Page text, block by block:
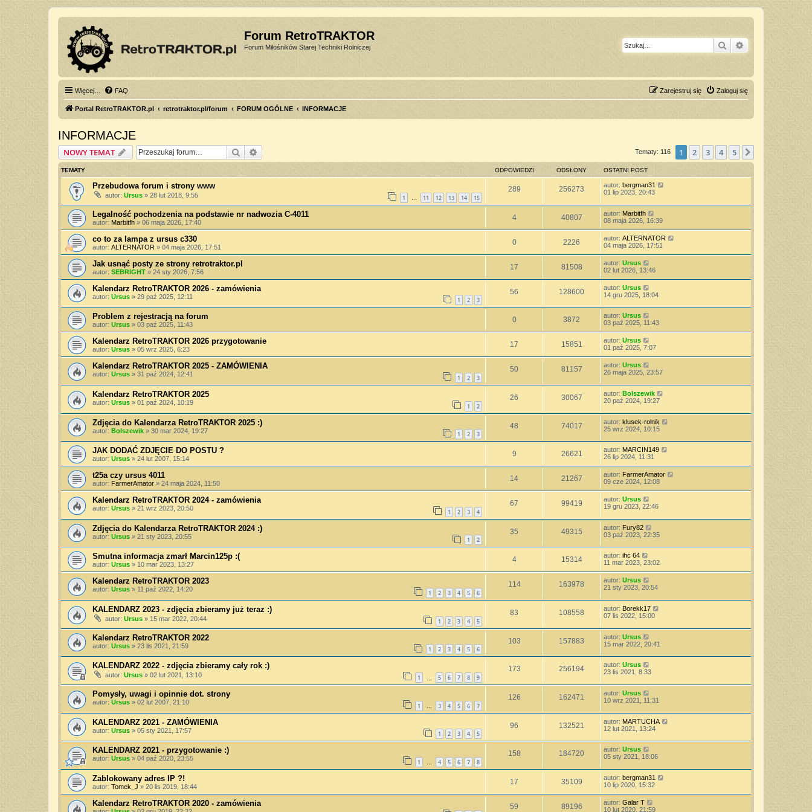
Forum RetroTRAKTOR
Forum Miłośników Starej Techniki Rolniczej Szukaj
Więcej… FAQ Zaloguj się
Zarejestruj się
Portal RetroTRAKTOR.pl retrotraktor.pl/forum FORUM OGÓLNE INFORMACJE
INFORMACJE
NOWY TEMAT Szukaj Tematy: 116 1 2 3 4 5
TEMATY ODPOWIEDZI ODSŁONY OSTATNI POST
Przebudowa forum i strony www
autor: Ursus » 28 lut 2018, 9:55 1 … 11 12 13 14 15
289 256273 autor: bergman31
01 lip 2023, 20:43
Legalność pochodzenia na podstawie nr nadwozia C-4011
autor: Marbitfh » 06 maja 2026, 17:40
4 40807 autor: Marbitfh
08 maja 2026, 16:39
co to za lampa z ursus c330
autor: ALTERNATOR » 04 maja 2026, 17:51
0 2226 autor: ALTERNATOR
04 maja 2026, 17:51
Jak usnąć posty ze strony retrotraktor.pl
autor: SEBRIGHT » 24 sty 2026, 7:56
17 81508 autor: Ursus
02 lut 2026, 13:46
Kalendarz RetroTRAKTOR 2026 - zamówienia
autor: Ursus » 29 paź 2025, 12:11 1 2 3
56 128600 autor: Ursus
14 gru 2025, 18:04
Problem z rejestracją na forum
autor: Ursus » 03 paź 2025, 11:43
0 3872 autor: Ursus
03 paź 2025, 11:43
Kalendarz RetroTRAKTOR 2026 przygotowanie
autor: Ursus » 05 wrz 2025, 6:23
17 15851 autor: Ursus
01 paź 2025, 7:07
Kalendarz RetroTRAKTOR 2025 - ZAMÓWIENIA
autor: Ursus » 31 paź 2024, 12:41 1 2 3
50 81157 autor: Ursus
26 maja 2025, 23:57
Kalendarz RetroTRAKTOR 2025
autor: Ursus » 01 paź 2024, 10:19 1 2
26 30067 autor: Bolszewik
20 paź 2024, 19:27
Zdjęcia do Kalendarza RetroTRAKTOR 2025 :)
autor: Bolszewik » 30 mar 2024, 19:27 1 2 3
48 74017 autor: klusek-rolnik
25 wrz 2024, 10:15
JAK DODAĆ ZDJĘCIE DO POSTU ?
autor: Ursus » 24 lut 2007, 15:14
9 26621 autor: MARCIN149
26 lip 2024, 11:31
t25a czy ursus 4011
autor: FarmerAmator » 24 maja 2024, 11:50
14 21267 autor: FarmerAmator
09 cze 2024, 12:08
Kalendarz RetroTRAKTOR 2024 - zamówienia
autor: Ursus » 21 wrz 2023, 20:50 1 2 3 4
67 99419 autor: Ursus
19 gru 2023, 22:46
Zdjęcia do Kalendarza RetroTRAKTOR 2024 :)
autor: Ursus » 21 sty 2023, 20:55 1 2
35 49315 autor: Fury82
03 paź 2023, 22:35
Smutna informacja zmarł Marcin125p :(
autor: Ursus » 10 mar 2023, 13:27
4 15314 autor: ihc 64
11 mar 2023, 23:02
Kalendarz RetroTRAKTOR 2023
autor: Ursus » 11 paź 2022, 14:20 1 2 3 4 5 6
114 163978 autor: Ursus
21 sty 2023, 20:54
KALENDARZ 2023 - zdjęcia zbieramy już teraz :)
autor: Ursus » 15 mar 2022, 20:44 1 2 3 4 5
83 108558 autor: Borekk17
07 lis 2022, 15:00
Kalendarz RetroTRAKTOR 2022
autor: Ursus » 23 lis 2021, 21:59 1 2 3 4 5 6
103 157883 autor: Ursus
15 mar 2022, 20:41
KALENDARZ 2022 - zdjęcia zbieramy cały rok :)
autor: Ursus » 02 lut 2021, 13:10 1 5 6 7 8 9
173 256194 autor: Ursus
23 lis 2021, 8:33
Pomysły, uwagi i opinnie dot. strony
autor: Ursus » 02 lut 2007, 21:10 1 … 3 4 5 6 7
126 162471 autor: Ursus
10 wrz 2021, 11:31
KALENDARZ 2021 - ZAMÓWIENIA
autor: Ursus » 05 sty 2021, 17:57 1 2 3 4 5
96 132521 autor: MARTUCHA
12 lut 2021, 13:24
KALENDARZ 2021 - przygotowanie :)
autor: Ursus » 04 paź 2020, 23:55 1 … 4 5 6 7 8
158 184720 autor: Ursus
05 sty 2021, 18:06
Zablokowany adres IP ?!
autor: Tomek_J » 20 lis 2019, 18:44
17 35109 autor: bergman31
10 lip 2020, 15:32
Kalendarz RetroTRAKTOR 2020 - zamówienia 59 89196 autor: Galar T
10 lut 2020, 21:59